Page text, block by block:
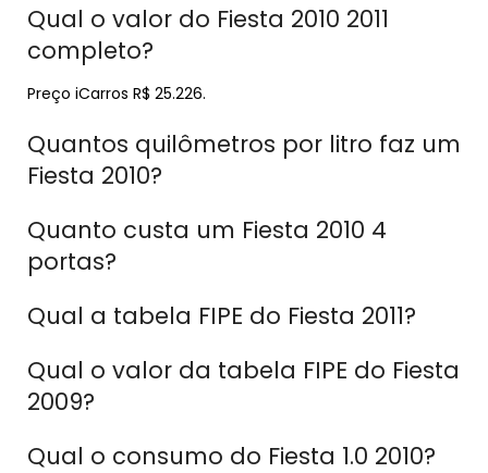
Qual o valor do Fiesta 2010 2011
completo?
Preço iCarros R$ 25.226.
Quantos quilômetros por litro faz um
Fiesta 2010?
Quanto custa um Fiesta 2010 4
portas?
Qual a tabela FIPE do Fiesta 2011?
Qual o valor da tabela FIPE do Fiesta
2009?
Qual o consumo do Fiesta 1.0 2010?